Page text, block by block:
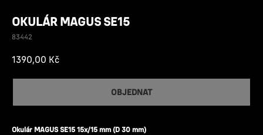
OKULÁR MAGUS SE15
83442
1390,00 Kč
OBJEDNAT
Okulár MAGUS SE15 15x/15 mm (D 30 mm)